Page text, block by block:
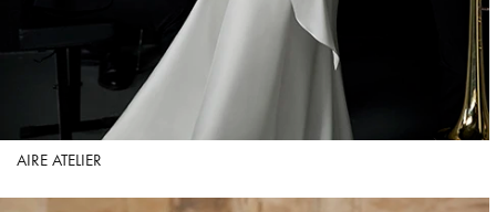
AIRE ATELIER